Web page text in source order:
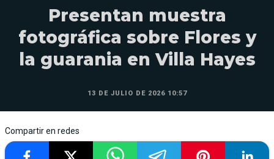
Presentan muestra
fotográfica sobre Flores y
la guarania en Villa Hayes
13 DE JULIO DE 2026 10:57
Compartir en redes